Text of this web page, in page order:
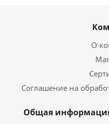
О
Соглашение на
Общая